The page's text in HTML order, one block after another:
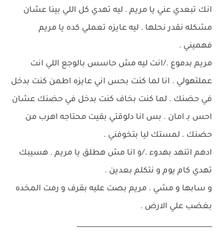
انك تبعدي عني يا مريم . ليه تهدي كل اللي بينا عشان
مشكله نقدر نحلها . ليه عايزه تعملي كده يا مريم
فهميني .
مريم بدموع ./انت ليه مش حاسس بالوجع اللي انت
عملتهولي . انا لما كنت بحس اني عايزه اطمن كنت بدخل
في حضنك . لما كنت بخاف كنت بدخل في حضنك عشان
احس بـ امان . بس انا دلوقتي بقيت محتاجه اهرب من
حضنك . لمستك ليا بتخوفني .
ادهم اتنهد بهدوء ./و انا مش هطلق يا مريم . هسيبك
تهدي كام يوم و نتكلم بعدين .
و سابها و مشي . مريم بصت عليه بقرف و رمت المخده
بغضب علي الارض .
_______________________________________